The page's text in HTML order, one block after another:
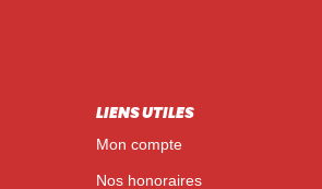
LIENS UTILES
Mon compte
Nos honoraires